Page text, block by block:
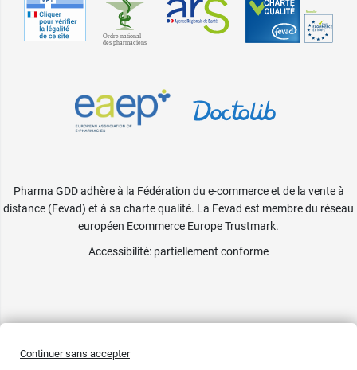
Pharma GDD adhère à la Fédération du e-commerce et de la vente à
distance (Fevad) et à sa charte qualité. La Fevad est membre du réseau
européen Ecommerce Europe Trustmark.
Accessibilité: partiellement conforme
Continuer sans accepter